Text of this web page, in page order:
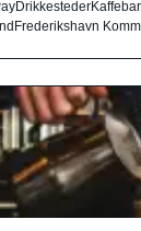
Drikkesteder
Frederikshavn